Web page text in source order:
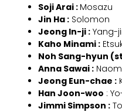
Soji Arai : Mosazu
Jin Ha : Solomon
Jeong In-ji : Yang-
Kaho Minami :
Noh Sang-hyun
Anna Sawai :
Jeong Eun-chae :
Han Joon-woo :
Jimmi Simpson :